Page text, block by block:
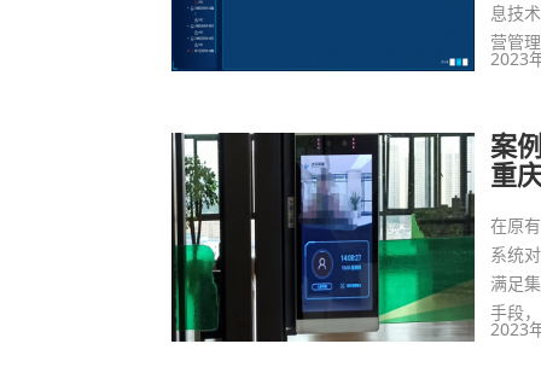
息技
营管
2023
案
重
在原
系统
满足
手段
2023